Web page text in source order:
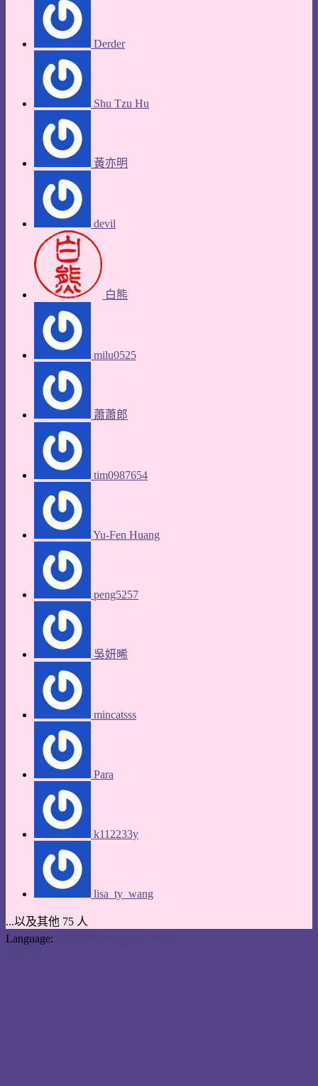
Derder
Shu Tzu Hu
黃亦明
devil
白熊
milu0525
蕭蕭郎
tim0987654
Yu-Fen Huang
peng5257
吳妍晞
mincatsss
Para
k112233y
lisa_ty_wang
...以及其他 75 人
Language: